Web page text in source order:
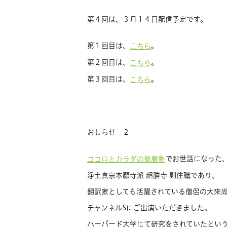
第４回は、３月１４日配信予定です。
第１回目は、 こちら 。
第２回目は、 こちら 。
第３回目は、 こちら 。
おしらせ ２
ココロとカラダの健康塾でお世話になった
浄土真宗本願寺派 超勝寺 副住職であり、
翻訳家としても活躍されている僧侶の大來
チャンネルSにご出演いただきました。
ハーバード大学にて研究をされていたとい